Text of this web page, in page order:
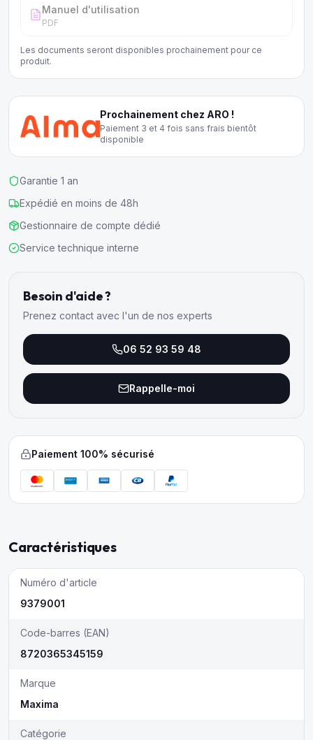
Manuel d'utilisation
PDF
Les documents seront disponibles prochainement pour ce
produit.
Prochainement chez ARO !
Paiement 3 et 4 fois sans frais bientôt
disponible
Garantie 1 an
Expédié en moins de 48h
Gestionnaire de compte dédié
Service technique interne
Besoin d'aide ?
Prenez contact avec l'un de nos experts
06 52 93 59 48
Rappelle-moi
Paiement 100% sécurisé
Caractéristiques
Numéro d'article
9379001
Code-barres (EAN)
8720365345159
Marque
Maxima
Catégorie